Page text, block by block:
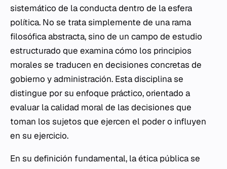
sistemático de la conducta dentro de la esfera
política. No se trata simplemente de una rama
filosófica abstracta, sino de un campo de estudio
estructurado que examina cómo los principios
morales se traducen en decisiones concretas de
gobierno y administración. Esta disciplina se
distingue por su enfoque práctico, orientado a
evaluar la calidad moral de las decisiones que
toman los sujetos que ejercen el poder o influyen
en su ejercicio.
En su definición fundamental, la ética pública se